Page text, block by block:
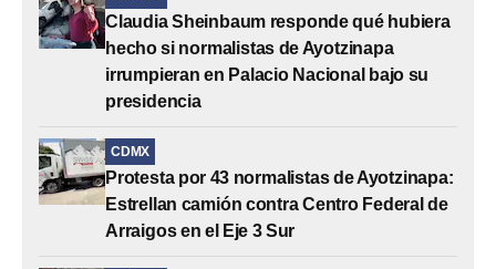
Claudia Sheinbaum responde qué hubiera
hecho si normalistas de Ayotzinapa
irrumpieran en Palacio Nacional bajo su
presidencia
CDMX
Protesta por 43 normalistas de Ayotzinapa:
Estrellan camión contra Centro Federal de
Arraigos en el Eje 3 Sur